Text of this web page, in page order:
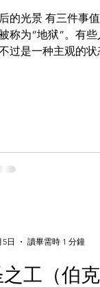
的光景 有三件事
称为“地狱”。有
过是一种主观的
工（伯克
5日 讀畢需時 1 分鐘